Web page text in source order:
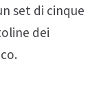
set di cinque
dei